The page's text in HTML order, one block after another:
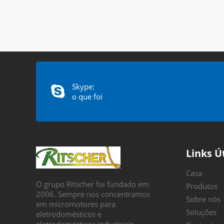
Skype:
o que foi
O grupo Ritscher foi fundado em
2006. Sempre nos concentramos
em micromotores para
eletrodomésticos e
Links
Casa
Produtos
Sobre nós
Soluções